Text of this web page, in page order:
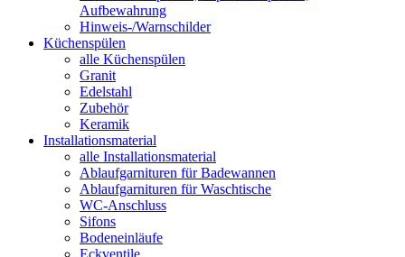
Aufbewahrung
Hinweis-/Warnschilder
Küchenspülen
alle Küchenspülen
Granit
Edelstahl
Zubehör
Keramik
Installationsmaterial
alle Installationsmaterial
Ablaufgarnituren für Badewannen
Ablaufgarnituren für Waschtische
WC-Anschluss
Sifons
Bodeneinläufe
Eckventile